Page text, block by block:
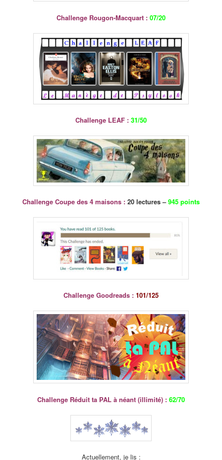
Challenge Rougon-Macquart : 07/20
Challenge LEAF : 31/50
Challenge Coupe des 4 maisons : 20 lectures –945 points
Challenge Goodreads : 101/125
Challenge Réduit ta PAL à néant (illimité) : 62/70
Actuellement, je lis :